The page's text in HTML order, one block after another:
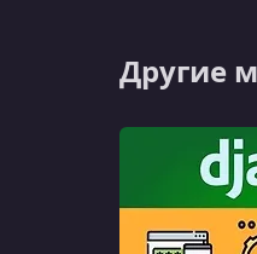
Другие